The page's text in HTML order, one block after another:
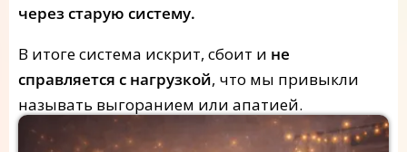
через старую систему.
В итоге система искрит, сбоит и не
справляется с нагрузкой, что мы привыкли
называть выгоранием или апатией.